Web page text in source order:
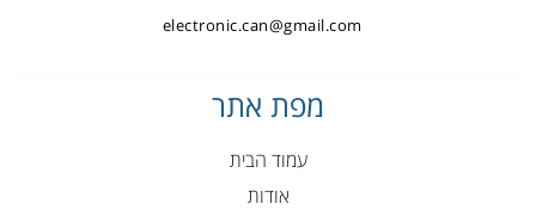
electronic.can@gmail.com
מפת אתר
עמוד הבית
אודות